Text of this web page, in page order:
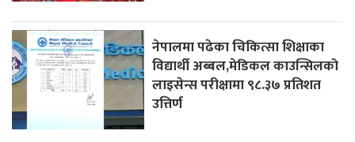
नेपालमा पढेका चिकित्सा शिक्षाका
विद्यार्थी अब्बल,मेडिकल काउन्सिलको
लाइसेन्स परीक्षामा ९८.३७ प्रतिशत
उत्तिर्ण